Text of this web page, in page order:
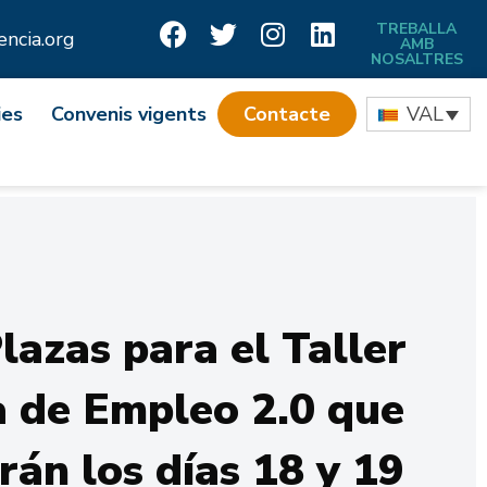
TREBALLA
AMB
NOSALTRES
Convenis vigents Contacte VAL
para el Taller
de Empleo 2.0 que
los días 18 y 19